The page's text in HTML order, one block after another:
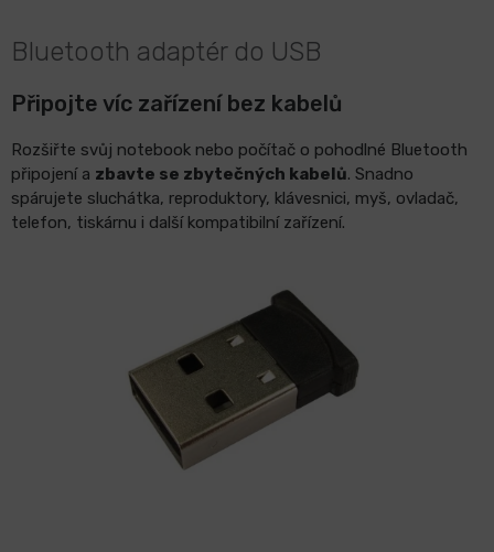
Bluetooth adaptér do USB
Připojte víc zařízení bez kabelů
Rozšiřte svůj notebook nebo počítač o pohodlné Bluetooth
připojení a zbavte se zbytečných kabelů. Snadno
spárujete sluchátka, reproduktory, klávesnici, myš, ovladač,
telefon, tiskárnu i další kompatibilní zařízení.